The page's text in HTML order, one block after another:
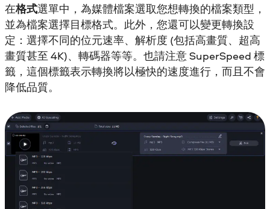
在格式選單中，為媒體檔案選取您想轉換的檔案類型，
並為檔案選擇目標格式。此外，您還可以變更轉換設
定：選擇不同的位元速率、解析度 (包括高畫質、超高
畫質甚至 4K)、轉碼器等等。也請注意 SuperSpeed 標
籤，這個標籤表示轉換將以極快的速度進行，而且不會
降低品質。